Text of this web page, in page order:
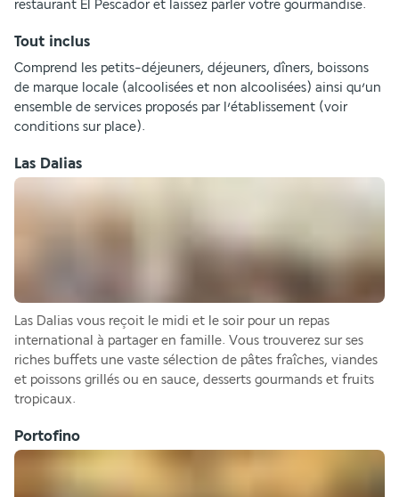
restaurant El Pescador et laissez parler votre gourmandise.
Tout inclus
Comprend les petits-déjeuners, déjeuners, dîners, boissons
de marque locale (alcoolisées et non alcoolisées) ainsi qu’un
ensemble de services proposés par l’établissement (voir
conditions sur place).
Las Dalias
Las Dalias vous reçoit le midi et le soir pour un repas
international à partager en famille. Vous trouverez sur ses
riches buffets une vaste sélection de pâtes fraîches, viandes
et poissons grillés ou en sauce, desserts gourmands et fruits
tropicaux.
Portofino